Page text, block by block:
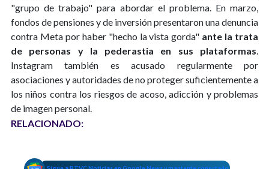
"grupo de trabajo" para abordar el problema. En marzo,
fondos de pensiones y de inversión presentaron una denuncia
contra Meta por haber "hecho la vista gorda" ante la trata
de personas y la pederastia en sus plataformas.
Instagram también es acusado regularmente por
asociaciones y autoridades de no proteger suficientemente a
los niños contra los riesgos de acoso, adicción y problemas
de imagen personal.
RELACIONADO: